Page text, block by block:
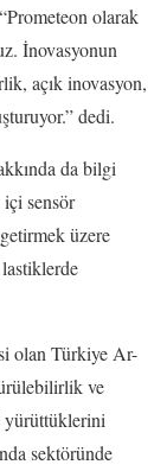
“Prometeon olarak
İnovasyonun
açık inovasyon,
dedi.
da bilgi
sensör
üzere
olan Türkiye Ar-
ve
yürüttüklerini
sektöründe